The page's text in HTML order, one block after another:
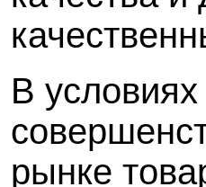
В
рынке